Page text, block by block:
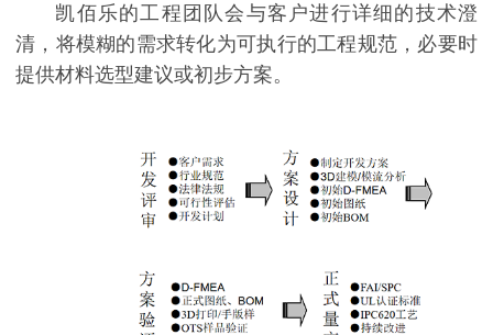
凯佰乐的工程团队会与客户进行详细的技术澄
清，将模糊的需求转化为可执行的工程规范，必要时
提供材料选型建议或初步方案。